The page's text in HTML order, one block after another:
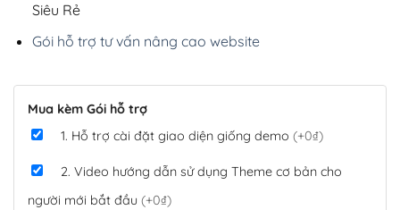
Siêu Rẻ
Gói hỗ trợ tư vấn nâng cao website
Mua kèm Gói hỗ trợ
1. Hỗ trợ cài đặt giao diện giống demo (+0₫)
2. Video hướng dẫn sử dụng Theme cơ bản cho
người mới bắt đầu (+0₫)